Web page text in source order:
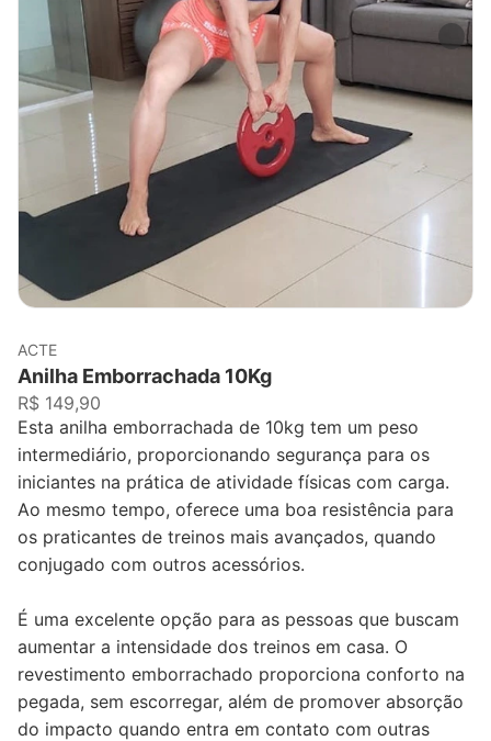
ACTE
Anilha Emborrachada 10Kg
R$ 149,90
Esta anilha emborrachada de 10kg tem um peso
intermediário, proporcionando segurança para os
iniciantes na prática de atividade físicas com carga.
Ao mesmo tempo, oferece uma boa resistência para
os praticantes de treinos mais avançados, quando
conjugado com outros acessórios.
É uma excelente opção para as pessoas que buscam
aumentar a intensidade dos treinos em casa. O
revestimento emborrachado proporciona conforto na
pegada, sem escorregar, além de promover absorção
do impacto quando entra em contato com outras